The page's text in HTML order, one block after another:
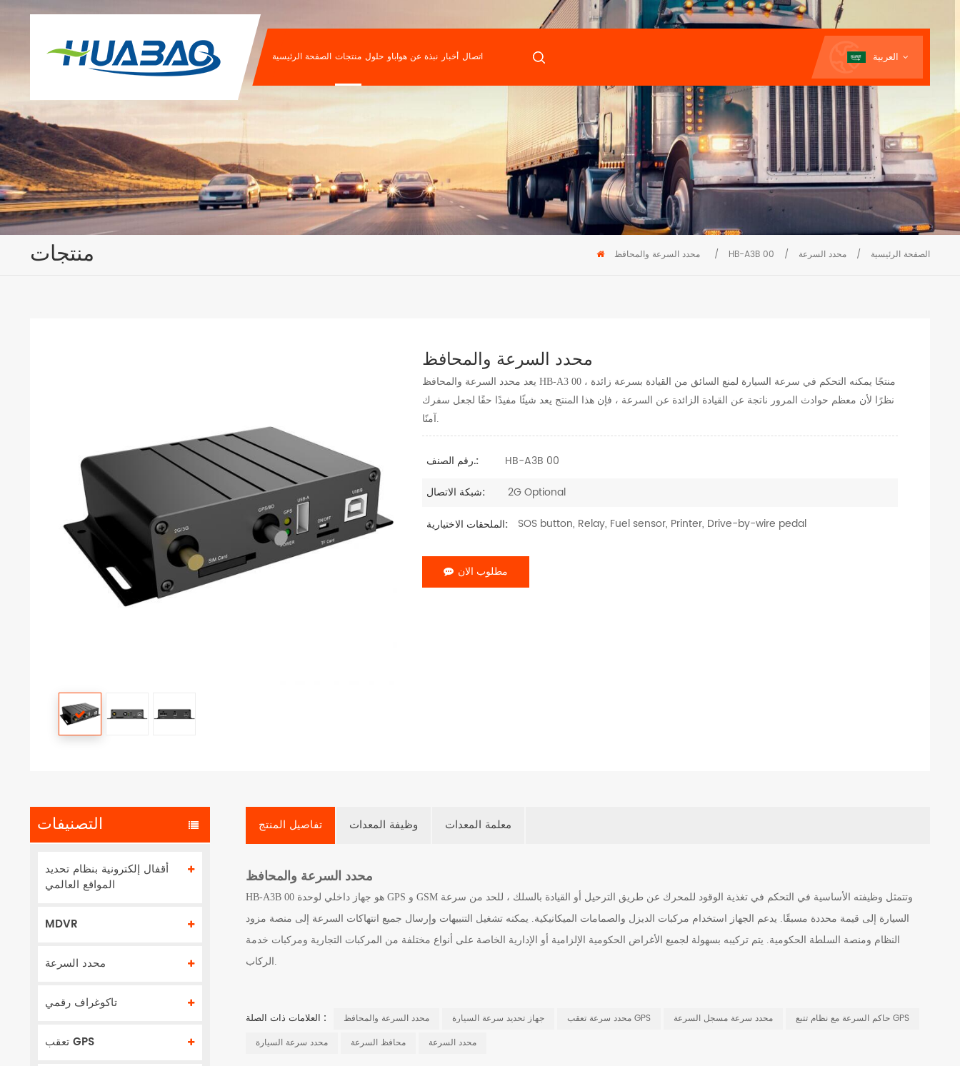
الصفحة الرئيسية منتجات حلول نبذة عن هواباو أخبار اتصال العربية
منتجات الصفحة الرئيسية / محدد السرعة /
HB-A3B 00
/ محدد السرعة والمحافظ
محدد السرعة والمحافظ
يعد محدد السرعة والمحافظ HB-A3 00 منتجًا يمكنه التحكم في سرعة السيارة لمنع السائق من القيادة بسرعة زائدة ،
نظرًا لأن معظم حوادث المرور ناتجة عن القيادة الزائدة عن السرعة ، فإن هذا المنتج يعد شيئًا مفيدًا حقًا لجعل سفرك
آمنًا.
رقم الصنف.:
HB-A3B 00
شبكة الاتصال:
2G Optional
الملحقات الاختيارية:
SOS button, Relay, Fuel sensor, Printer, Drive-by-wire pedal
مطلوب الان
التصنيفات
أقفال إلكترونية بنظام تحديد
المواقع العالمي
MDVR
محدد السرعة
تاكوغراف رقمي
تعقب GPS
تفاصيل المنتج وظيفة المعدات معلمة المعدات
محدد السرعة والمحافظ
HB-A3B 00 هو جهاز داخلي لوحدة GPS و GSM وتتمثل وظيفته الأساسية في التحكم في تغذية الوقود للمحرك عن طريق الترحيل أو القيادة بالسلك ، للحد من سرعة
السيارة إلى قيمة محددة مسبقًا. يدعم الجهاز استخدام مركبات الديزل والصمامات الميكانيكية. يمكنه تشغيل التنبيهات وإرسال جميع انتهاكات السرعة إلى منصة مزود
النظام ومنصة السلطة الحكومية. يتم تركيبه بسهولة لجميع الأغراض الحكومية الإلزامية أو الإدارية الخاصة على أنواع مختلفة من المركبات التجارية ومركبات خدمة
الركاب.
العلامات ذات الصلة : محدد السرعة والمحافظ جهاز تحديد سرعة السيارة محدد سرعة تعقب GPS محدد سرعة مسجل السرعة
حاكم السرعة مع نظام تتبع GPS
محدد سرعة السيارة
محافظ السرعة محدد السرعة